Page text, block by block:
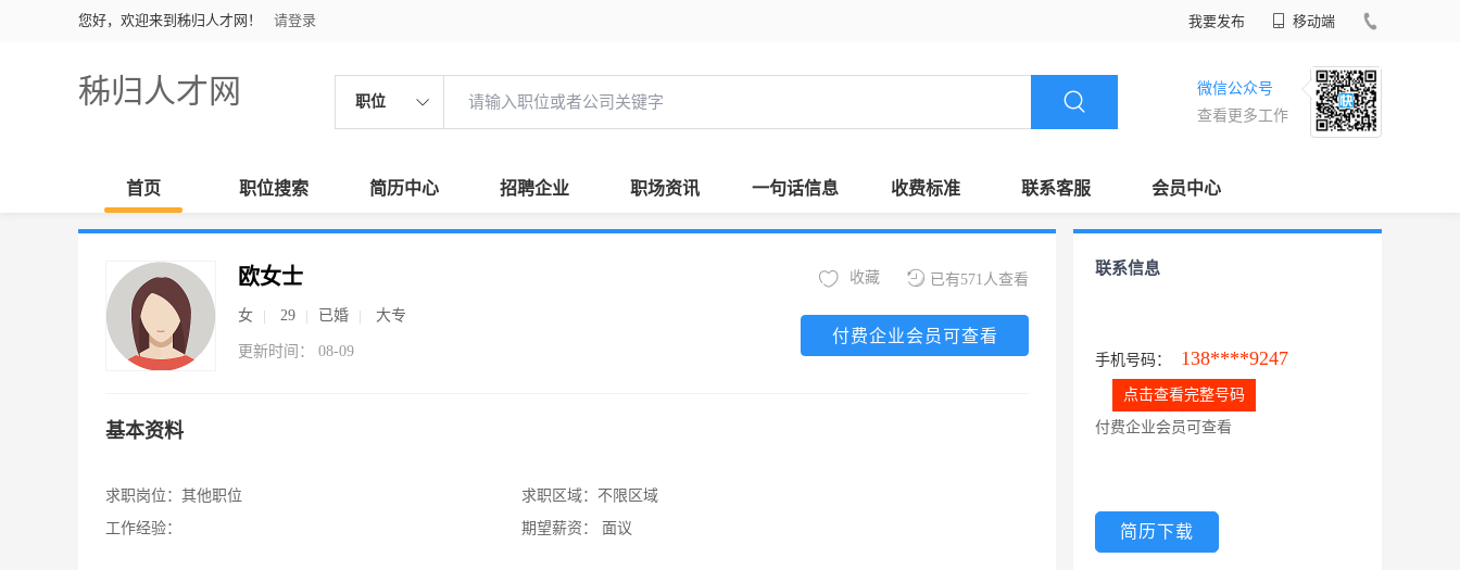
您好，欢迎来到秭归人才网！ 请登录 我要发布 移动端
秭归人才网 职位
微信公众号
查看更多工作
首页 职位搜索 简历中心 招聘企业 职场资讯 一句话信息 收费标准 联系客服 会员中心
欧女士
女 29 已婚 大专
更新时间： 08-09
已有571人查看
收藏
付费企业会员可查看
基本资料
求职岗位： 其他职位
工作经验：
求职区域： 不限区域
期望薪资：
面议
联系信息
手机号码： 138****9247
点击查看完整号码
付费企业会员可查看
简历下载